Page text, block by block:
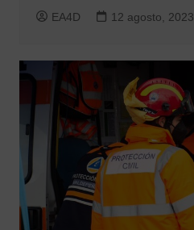
EA4D 12 agosto, 2023